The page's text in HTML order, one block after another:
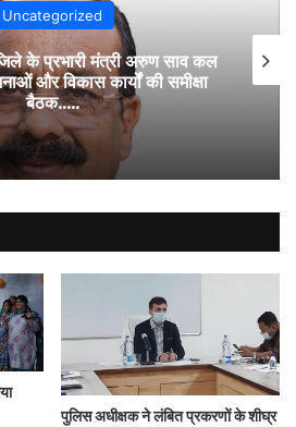
Uncategorized
के प्रभारी मंत्री अरुण साव कल
और विकास कार्यों की समीक्षा
बैठक…..
पुलिस अधीक्षक ने लंबित प्रकरणों के शीघ्र